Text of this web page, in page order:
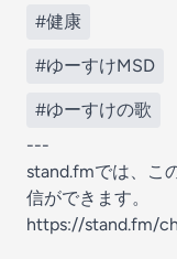
#健康
#ゆーすけMSD
#ゆーすけの歌
---
stand.fmでは、こ
信ができます。
https://stand.fm/